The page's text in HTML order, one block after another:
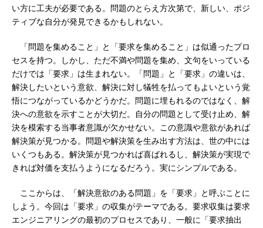
い方に工夫が必要である。問題のとらえ方次第で、新しい、ポジ
ティブな自分が発見できるかもしれない。
「問題を集めること」と「要求を集めること」は似通ったプロ
セスを持つ。しかし、ただ不満や問題を集め、文句をいっている
だけでは「要求」は生まれない。「問題」と「要求」の違いは、
解決したいという意欲、解決に対し犠牲を払ってもよいという覚
悟につながっているかどうかだ。問題に埋もれるのではなく、解
決への意欲を示すことが大切だ。自分の問題として受け止め、解
決を模索する当事者意識が欠かせない。この意識や意欲があれば
解決策が見つかる。問題や解決策を生み出す方法は、世の中には
いくつもある。解決策が見つかれば喜ばれるし、解決策が実現で
きれば対価を支払うようになるだろう。実にシンプルである。
ここからは、「解決意欲のある問題」を「要求」と呼ぶことに
しよう。今回は「要求」の収集がテーマである。要求収集は要求
エンジニアリングの最初のプロセスであり、一般に「要求抽出